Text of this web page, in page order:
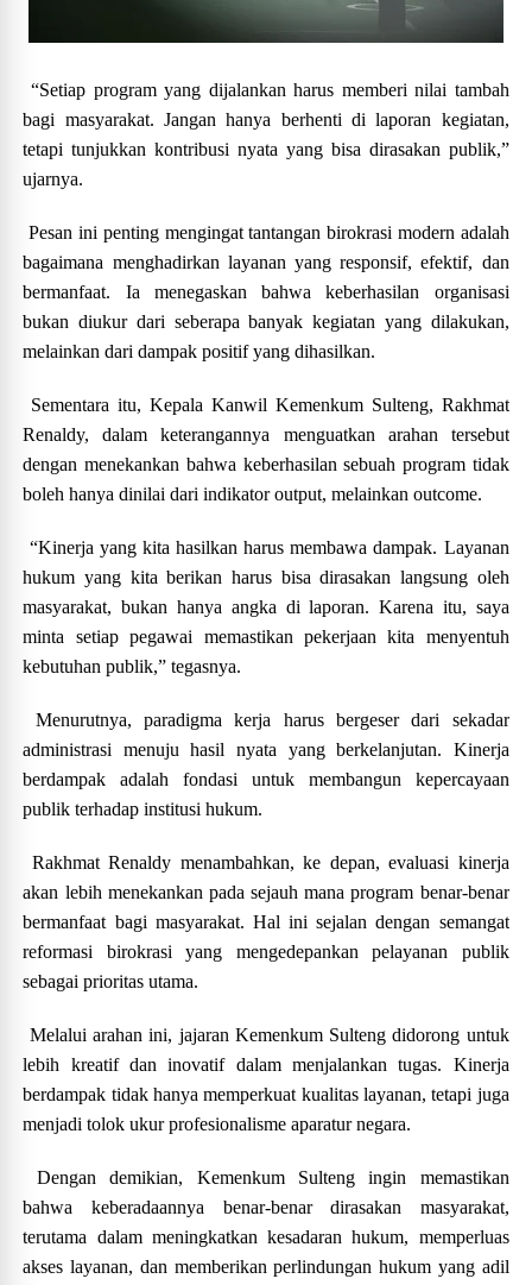
“Setiap program yang dijalankan harus memberi nilai tambah
bagi masyarakat. Jangan hanya berhenti di laporan kegiatan,
tetapi tunjukkan kontribusi nyata yang bisa dirasakan publik,”
ujarnya.
Pesan ini penting mengingat tantangan birokrasi modern adalah
bagaimana menghadirkan layanan yang responsif, efektif, dan
bermanfaat. Ia menegaskan bahwa keberhasilan organisasi
bukan diukur dari seberapa banyak kegiatan yang dilakukan,
melainkan dari dampak positif yang dihasilkan.
Sementara itu, Kepala Kanwil Kemenkum Sulteng, Rakhmat
Renaldy, dalam keterangannya menguatkan arahan tersebut
dengan menekankan bahwa keberhasilan sebuah program tidak
boleh hanya dinilai dari indikator output, melainkan outcome.
“Kinerja yang kita hasilkan harus membawa dampak. Layanan
hukum yang kita berikan harus bisa dirasakan langsung oleh
masyarakat, bukan hanya angka di laporan. Karena itu, saya
minta setiap pegawai memastikan pekerjaan kita menyentuh
kebutuhan publik,” tegasnya.
Menurutnya, paradigma kerja harus bergeser dari sekadar
administrasi menuju hasil nyata yang berkelanjutan. Kinerja
berdampak adalah fondasi untuk membangun kepercayaan
publik terhadap institusi hukum.
Rakhmat Renaldy menambahkan, ke depan, evaluasi kinerja
akan lebih menekankan pada sejauh mana program benar-benar
bermanfaat bagi masyarakat. Hal ini sejalan dengan semangat
reformasi birokrasi yang mengedepankan pelayanan publik
sebagai prioritas utama.
Melalui arahan ini, jajaran Kemenkum Sulteng didorong untuk
lebih kreatif dan inovatif dalam menjalankan tugas. Kinerja
berdampak tidak hanya memperkuat kualitas layanan, tetapi juga
menjadi tolok ukur profesionalisme aparatur negara.
Dengan demikian, Kemenkum Sulteng ingin memastikan
bahwa keberadaannya benar-benar dirasakan masyarakat,
terutama dalam meningkatkan kesadaran hukum, memperluas
akses layanan, dan memberikan perlindungan hukum yang adil